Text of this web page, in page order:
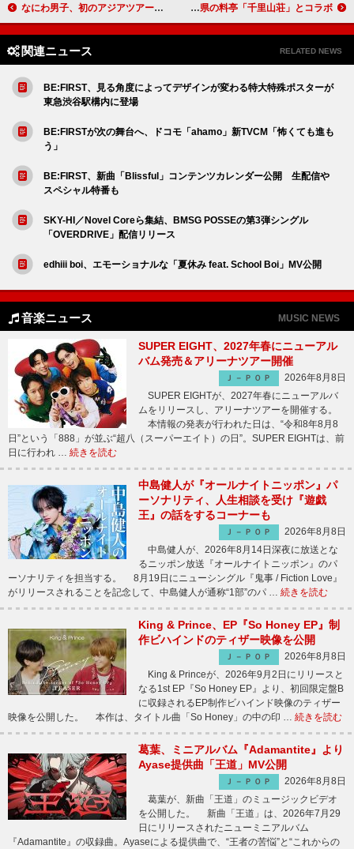
なにわ男子、初のアジアツアー＆サブスク解禁へ 三段重の『ももクロおせち』8/20予約受付スタート、富山県の料亭「千里山荘」とコラボ
関連ニュース RELATED NEWS
BE:FIRST、見る角度によってデザインが変わる特大特殊ポスターが
東急渋谷駅構内に登場
BE:FIRSTが次の舞台へ、ドコモ「ahamo」新TVCM「怖くても進も
う」
BE:FIRST、新曲「Blissful」コンテンツカレンダー公開 生配信や
スペシャル特番も
SKY-HI／Novel Coreら集結、BMSG POSSEの第3弾シングル
「OVERDRIVE」配信リリース
edhiii boi、エモーショナルな「夏休み feat. School Boi」MV公開
音楽ニュース MUSIC NEWS
SUPER EIGHT、2027年春にニューアル
バム発売＆アリーナツアー開催
Ｊ－ＰＯＰ
2026年8月8日
SUPER EIGHTが、2027年春にニューアルバ
ムをリリースし、アリーナツアーを開催する。
本情報の発表が行われた日は、“令和8年8月8
日”という「888」が並ぶ“超八（スーパーエイト）の日”。SUPER EIGHTは、前
日に行われ … 続きを読む
中島健人が『オールナイトニッポン』パ
ーソナリティ、人生相談を受け『遊戯
王』の話をするコーナーも
Ｊ－ＰＯＰ
2026年8月8日
中島健人が、2026年8月14日深夜に放送とな
るニッポン放送『オールナイトニッポン』のパ
ーソナリティを担当する。 8月19日にニューシングル『鬼事 / Fiction Love』
がリリースされることを記念して、中島健人が通称“1部”のパ … 続きを読む
King & Prince、EP『So Honey EP』制
作ビハインドのティザー映像を公開
Ｊ－ＰＯＰ
2026年8月8日
King & Princeが、2026年9月2日にリリースと
なる1st EP『So Honey EP』より、初回限定盤B
に収録されるEP制作ビハインド映像のティザー
映像を公開した。 本作は、タイトル曲「So Honey」の中の印 … 続きを読む
葛葉、ミニアルバム『Adamantite』より
Ayase提供曲「王道」MV公開
Ｊ－ＰＯＰ
2026年8月8日
葛葉が、新曲「王道」のミュージックビデオ
を公開した。 新曲「王道」は、2026年7月29
日にリリースされたニューミニアルバム
『Adamantite』の収録曲。Ayaseによる提供曲で、“王者の苦悩”と“これからの